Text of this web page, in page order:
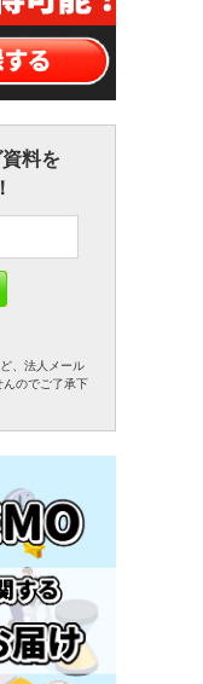
料を
、法人メール
んのでご了承下